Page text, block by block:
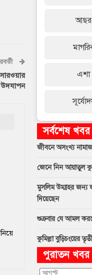
উদযাপন
আছর
এশা
সর্বশেষ খবর
জীবনে অসংখ্য
জেনে নিন আয়াতুল
মুসলিম উম্মাহর জন্য
দিয়েছেন
শুক্রবার যে আমল
কুমিল্লা বুড়িচংয়ের
পুরাতন খবর